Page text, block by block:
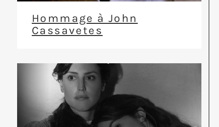
Hommage à John
Cassavetes